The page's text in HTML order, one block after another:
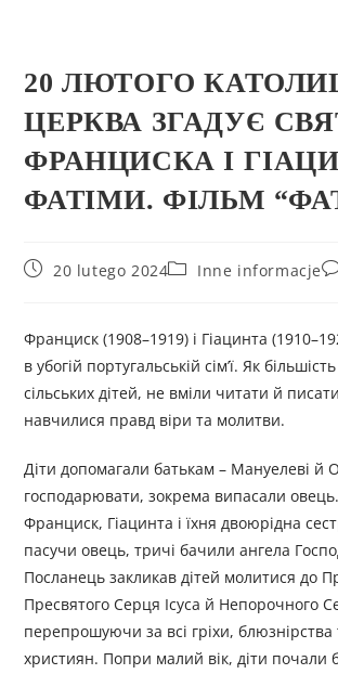
20 ЛЮТОГО
ЦЕРКВА ЗГАДУЄ
ФРАНЦИСКА І
ФАТІМИ. ФІЛЬМ
20 lutego 2024 Inne informacje
Франциск (1908–1919) і Гіацинта
в убогій португальській сім’ї. Як
сільських дітей, не вміли читати й
навчилися правд віри та молитви.
Діти допомагали батькам – Мануелеві й
господарювати, зокрема випасали
Франциск, Гіацинта і їхня двоюрідна
пасучи овець, тричі бачили ангела
Посланець закликав дітей молитися до
Пресвятого Серця Ісуса й Непорочного
перепрошуючи за всі гріхи, блюзнірства
християн. Попри малий вік, діти почали